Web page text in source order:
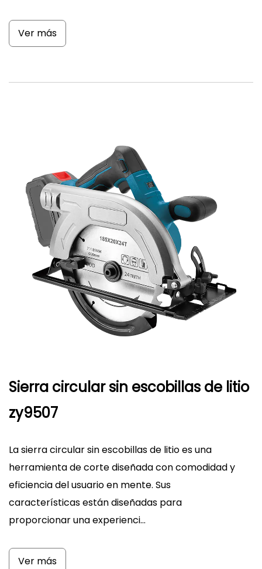
Ver más
Sierra circular sin escobillas de litio
zy9507
La sierra circular sin escobillas de litio es una
herramienta de corte diseñada con comodidad y
eficiencia del usuario en mente. Sus
características están diseñadas para
proporcionar una experienci...
Ver más